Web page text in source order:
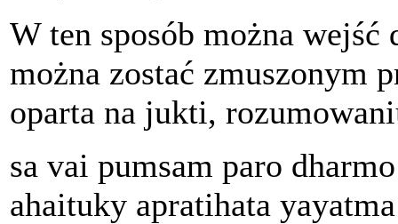
W ten sposób można
można zostać zmuszonym
oparta na jukti,
sa vai pumsam paro
ahaituky apratihata